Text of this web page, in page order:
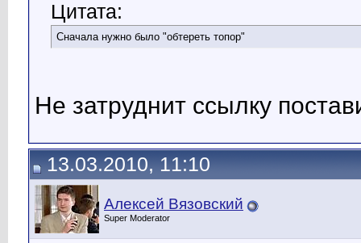
Цитата:
Сначала нужно было "обтереть топор"
Не затруднит ссылку
13.03.2010, 11:10
Алексей Вязовский
Super Moderator